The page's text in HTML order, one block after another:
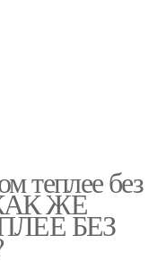
теплее без
КАК ЖЕ
БЕЗ